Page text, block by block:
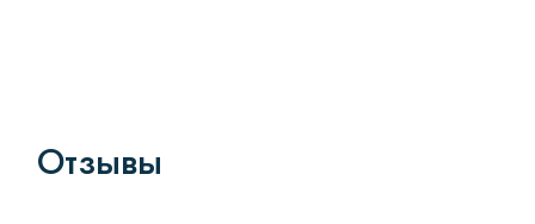
Отзывы